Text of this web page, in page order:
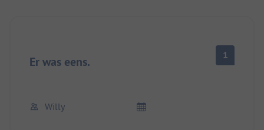
Er was eens. 1
Willy